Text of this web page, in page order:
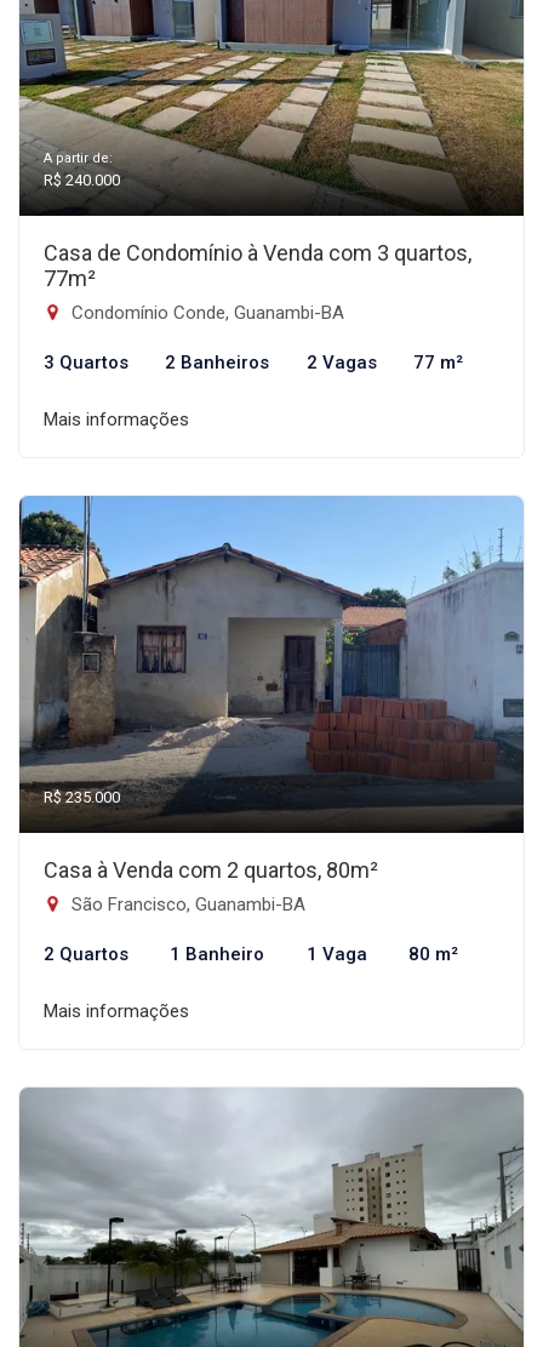
A partir de:
R$ 240.000
Casa de Condomínio à Venda com 3 quartos,
77m²
Condomínio Conde, Guanambi-BA
3 Quartos 2 Banheiros 2 Vagas 77 m²
Mais informações
R$ 235.000
Casa à Venda com 2 quartos, 80m²
São Francisco, Guanambi-BA
2 Quartos 1 Banheiro 1 Vaga 80 m²
Mais informações